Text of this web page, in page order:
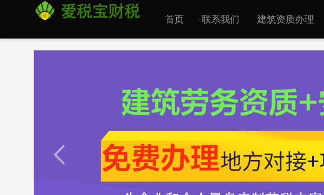
首页 联系我们 建筑资质办理